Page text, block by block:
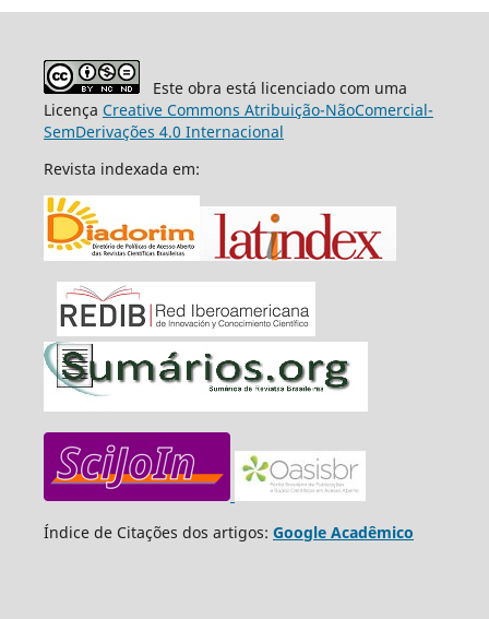
Este obra está licenciado com uma
Licença Creative Commons Atribuição-NãoComercial-
SemDerivações 4.0 Internacional
Revista indexada em:
Índice de Citações dos artigos: Google Acadêmico